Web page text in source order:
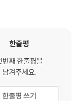
첨부하여 고객센터에
한줄평
번째 한줄평을
남겨주세요.
한줄평 쓰기